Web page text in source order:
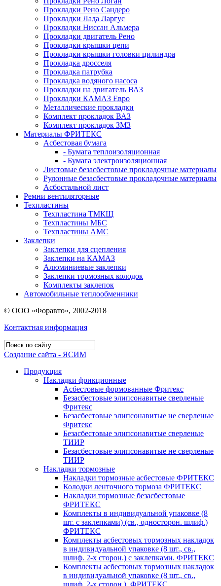
Прокладки Рено Сандеро
Прокладки Лада Ларгус
Прокладки Ниссан Альмера
Прокладки двигатель Рено
Прокладки крышки цепи
Прокладки крышки головки цилиндра
Прокладка дросселя
Прокладка патрубка
Прокладка водяного насоса
Прокладки на двигатель ВАЗ
Прокладки КАМАЗ Евро
Металлические прокладки
Комплект прокладок ВАЗ
Комплект прокладок ЗМЗ
Материалы ФРИТЕКС
Асбестовая бумага
- Бумага теплоизоляционная
- Бумага электроизоляционная
Листовые безасбестовые прокладочные материалы
Рулонные безасбестовые прокладочные материалы
Асбостальной лист
Ремни вентиляторные
Техпластины
Техпластина ТМКЩ
Техпластины МБС
Техпластины АМС
Заклепки
Заклепки для сцепления
Заклепки на КАМАЗ
Алюминиевые заклепки
Заклепки тормозных колодок
Комплекты заклепок
Автомобильные теплообменники
© ООО «Форавто», 2002-2018
Контактная информация
Создание сайта - ЯСИМ
Продукция
Накладки фрикционные
Асбестовые формованные Фритекс
Безасбестовые элипсонавитые сверленые
Фритекс
Безасбестовые элипсонавитые не сверленые
Фритекс
Безасбестовые элипсонавитые сверленые
ТИИР
Безасбестовые элипсонавитые не сверленые
ТИИР
Накладки тормозные
Накладки тормозные асбестовые ФРИТЕКС
Колодки ленточного тормоза ФРИТЕКС
Накладки тормозные безасбестовые
ФРИТЕКС
Комплекты в индивидуальной упаковке (8
шт. с заклепками) (св., односторон. шлиф.)
ФРИТЕКС
Комплекты асбестовых тормозных накладок
в индивидуальной упаковке (8 шт., св.,
шлиф. 2-х сторон.) c заклепками. ФРИТЕКС
Комплекты асбестовых тормозных накладок
в индивидуальной упаковке (8 шт., св.,
шлиф. 2-х сторон.). ФРИТЕКС